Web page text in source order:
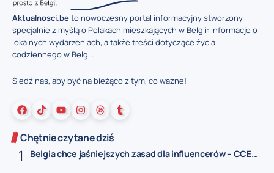
Aktualnosci.beto nowoczesny portal informacyjny stworzony
specjalnie z myślą o Polakach mieszkających w Belgii: informacje o
lokalnych wydarzeniach, a także treści dotyczące życia
codziennego w Belgii.
Śledź nas, aby być na bieżąco z tym, co ważne!
Chętnie czytane dziś
Belgia chce jaśniejszych zasad dla influencerów – CCE...